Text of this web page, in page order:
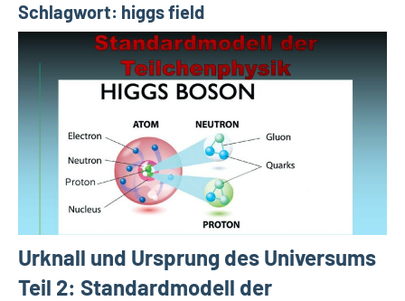
Schlagwort: higgs field
Urknall und Ursprung des Universums
Teil 2: Standardmodell der